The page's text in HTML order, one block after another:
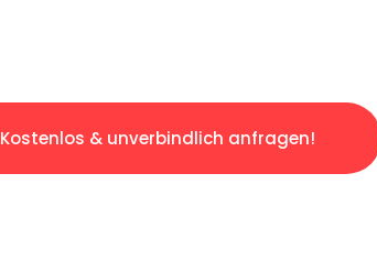
Kostenlos & unverbindlich anfragen!